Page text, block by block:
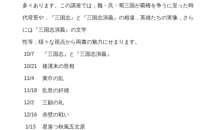
多々あります。この講座では，魏・呉・蜀三国が覇権を争うに至った時
代背景や，『三国志』と『三国志演義』の相違，英雄たちの実像，さら
には『三国志演義』の文学
性等，様々な視点から両書の魅力にせまります。
10/7 『三国志』と『三国志演義』
10/21 後漢末の世相
11/4 黄巾の乱
11/18 乱世の奸雄
12/2 三顧の礼
12/16 赤壁の戦い
1/13 星落つ秋風五丈原